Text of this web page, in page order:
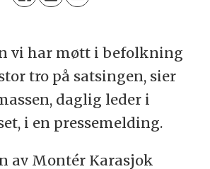
vi har møtt i befolkning
tro på satsingen, sier
daglig leder i
i en pressemelding.
av Montér Karasjok